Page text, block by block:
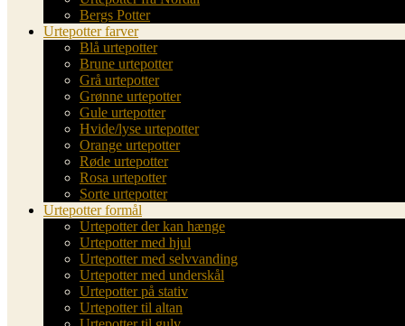
Bergs Potter
Urtepotter farver
Blå urtepotter
Brune urtepotter
Grå urtepotter
Grønne urtepotter
Gule urtepotter
Hvide/lyse urtepotter
Orange urtepotter
Røde urtepotter
Rosa urtepotter
Sorte urtepotter
Urtepotter formål
Urtepotter der kan hænge
Urtepotter med hjul
Urtepotter med selvvanding
Urtepotter med underskål
Urtepotter på stativ
Urtepotter til altan